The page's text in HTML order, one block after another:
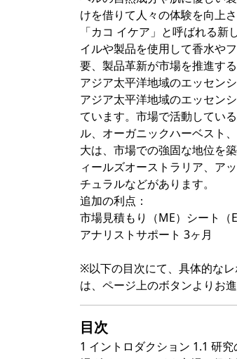
けを借りて人々の体験を向上
「カコ イケア」と呼ばれる
イルや製品を使用して香水や
要、製品革新が市場を推進す
アジア太平洋地域のエッセン
アジア太平洋地域のエッセン
ています。市場で活動してい
ル、オーガニックハーベスト
大は、市場での強固な地位を
ィールズオーストラリア、ア
チュラルなどがあります。
追加の利点：
市場見積もり（ME）シート（
アナリストサポート 3ヶ月
※以下の目次にて、具体的な
は、ページ上のボタンよりお進
目次
1 イントロダクション 1.1 研